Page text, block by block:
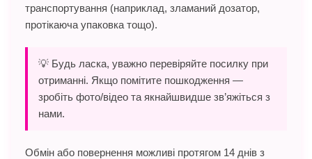
транспортування (наприклад, зламаний дозатор,
протікаюча упаковка тощо).
💡 Будь ласка, уважно перевіряйте посилку при
отриманні. Якщо помітите пошкодження —
зробіть фото/відео та якнайшвидше зв’яжіться з
нами.
Обмін або повернення можливі протягом 14 днів з